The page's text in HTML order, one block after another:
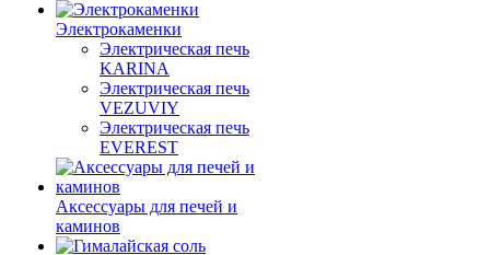
Электрокаменки
Электрическая печь
KARINA
Электрическая печь
VEZUVIY
Электрическая печь
EVEREST
Аксессуары для печей и
каминов